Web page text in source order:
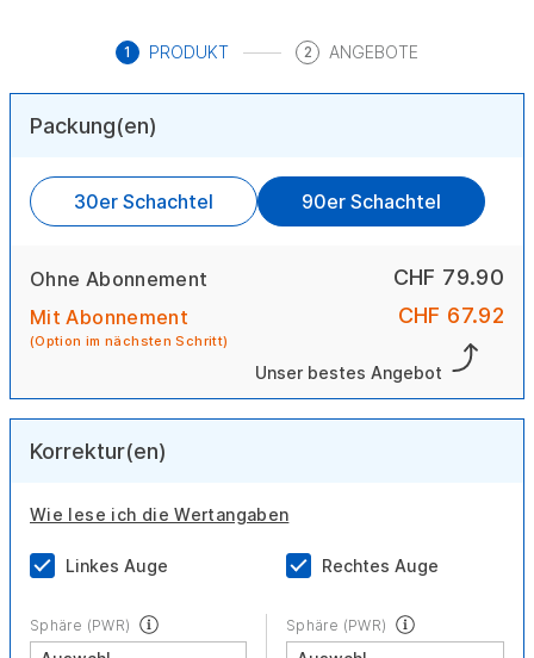
1 PRODUKT 2 ANGEBOTE
Packung(en)
30er Schachtel 90er Schachtel
Ohne Abonnement CHF 79.90
Mit Abonnement
(Option im nächsten Schritt)
CHF 67.92
Unser bestes Angebot
Korrektur(en)
Wie lese ich die Wertangaben
Linkes Auge Rechtes Auge
Sphäre (PWR) Sphäre (PWR)